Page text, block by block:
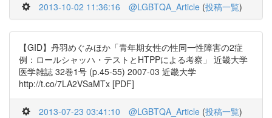
2013-10-02 11:36:16 @LGBTQA_Article (投稿一覧)
【GID】丹羽めぐみほか「青年期女性の性同一性障害の2症
例：ロールシャッハ・テストとHTPPによる考察」 近畿大学
医学雑誌 32巻1号 (p.45-55) 2007-03 近畿大学
http://t.co/7LA2VSaMTx [PDF]
2013-07-23 03:41:10 @LGBTQA_Article (投稿一覧)